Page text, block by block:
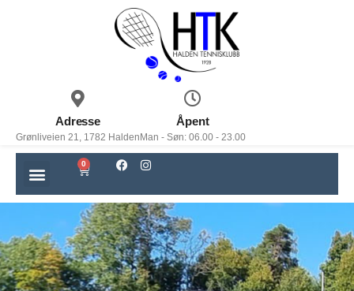
Adresse
Grønliveien 21, 1782 Halden
Åpent
Man - Søn: 06.00 - 23.00
0